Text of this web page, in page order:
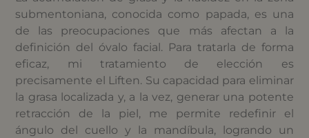
submentoniana, conocida como papada, es una
de las preocupaciones que más afectan a la
definición del óvalo facial. Para tratarla de forma
eficaz, mi tratamiento de elección es
precisamente el Liften. Su capacidad para eliminar
la grasa localizada y, a la vez, generar una potente
retracción de la piel, me permite redefinir el
ángulo del cuello y la mandíbula, logrando un